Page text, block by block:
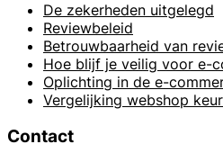
De zekerheden uitgelegd
Reviewbeleid
Betrouwbaarheid van
Hoe blijf je veilig voor e-
Oplichting in de e-
Vergelijking webshop
Contact